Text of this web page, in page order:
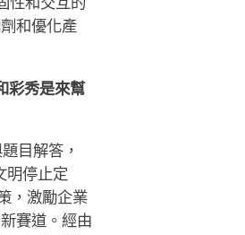
和優化產
彩秀是來幫
目解答，
明停止定
，激勵企業
賽道。經由